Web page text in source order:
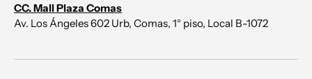
CC. Mall Plaza Comas
Av. Los Ángeles 602 Urb, Comas, 1° piso, Local B-1072